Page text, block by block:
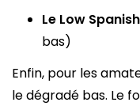
Le Low
bas)
Enfin, pour les
le dégradé bas. Le